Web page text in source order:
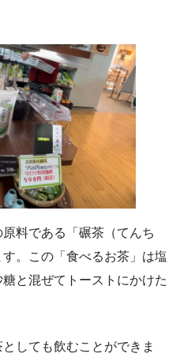
料である「碾茶（てんち
。この「食べるお茶」は塩
と混ぜてトーストにかけた
しても飲むことができま